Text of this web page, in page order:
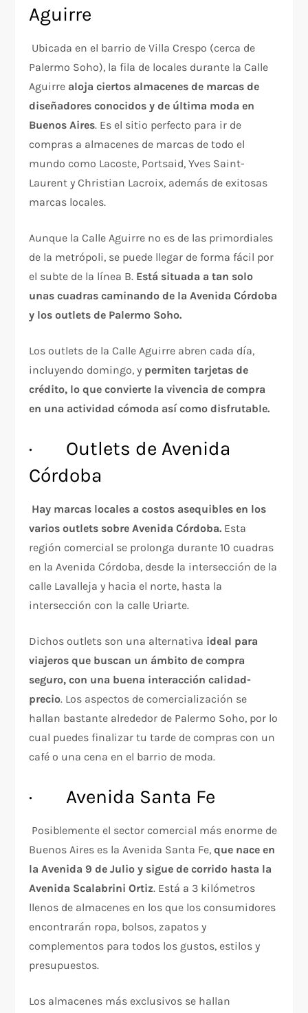
Aguirre
Ubicada en el barrio de Villa Crespo (cerca de
Palermo Soho), la fila de locales durante la Calle
Aguirre aloja ciertos almacenes de marcas de
diseñadores conocidos y de última moda en
Buenos Aires. Es el sitio perfecto para ir de
compras a almacenes de marcas de todo el
mundo como Lacoste, Portsaid, Yves Saint-
Laurent y Christian Lacroix, además de exitosas
marcas locales.
Aunque la Calle Aguirre no es de las primordiales
de la metrópoli, se puede llegar de forma fácil por
el subte de la línea B. Está situada a tan solo
unas cuadras caminando de la Avenida Córdoba
y los outlets de Palermo Soho.
Los outlets de la Calle Aguirre abren cada día,
incluyendo domingo, y permiten tarjetas de
crédito, lo que convierte la vivencia de compra
en una actividad cómoda así como disfrutable.
· Outlets de Avenida
Córdoba
Hay marcas locales a costos asequibles en los
varios outlets sobre Avenida Córdoba. Esta
región comercial se prolonga durante 10 cuadras
en la Avenida Córdoba, desde la intersección de la
calle Lavalleja y hacia el norte, hasta la
intersección con la calle Uriarte.
Dichos outlets son una alternativa ideal para
viajeros que buscan un ámbito de compra
seguro, con una buena interacción calidad-
precio. Los aspectos de comercialización se
hallan bastante alrededor de Palermo Soho, por lo
cual puedes finalizar tu tarde de compras con un
café o una cena en el barrio de moda.
· Avenida Santa Fe
Posiblemente el sector comercial más enorme de
Buenos Aires es la Avenida Santa Fe, que nace en
la Avenida 9 de Julio y sigue de corrido hasta la
Avenida Scalabrini Ortiz. Está a 3 kilómetros
llenos de almacenes en los que los consumidores
encontrarán ropa, bolsos, zapatos y
complementos para todos los gustos, estilos y
presupuestos.
Los almacenes más exclusivos se hallan